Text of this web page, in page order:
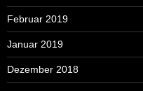
Februar 2019
Januar 2019
Dezember 2018